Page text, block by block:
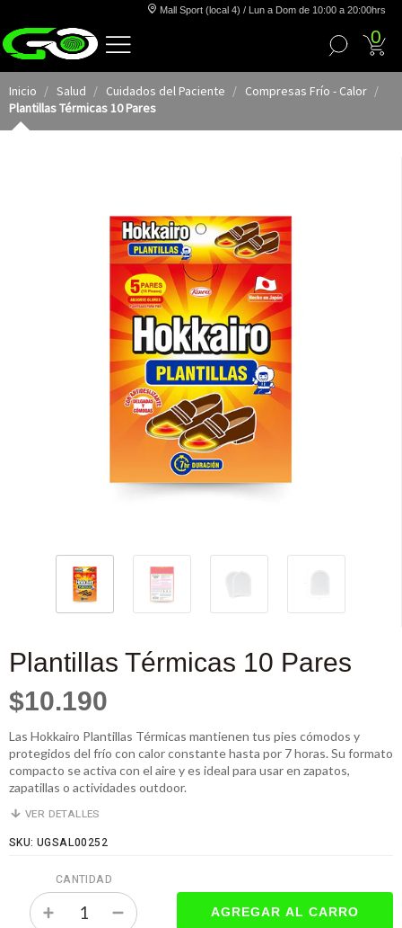
Mall Sport (local 4) / Lun a Dom de 10:00 a 20:00hrs
0
Inicio Salud Cuidados del Paciente
Compresas Frío - Calor
Plantillas Térmicas 10 Pares
Plantillas Térmicas 10 Pares
$10.190
Las Hokkairo Plantillas Térmicas mantienen tus pies cómodos y
protegidos del frío con calor constante hasta por 7 horas. Su formato
compacto se activa con el aire y es ideal para usar en zapatos,
zapatillas o actividades outdoor.
VER DETALLES
SKU: UGSAL00252
CANTIDAD